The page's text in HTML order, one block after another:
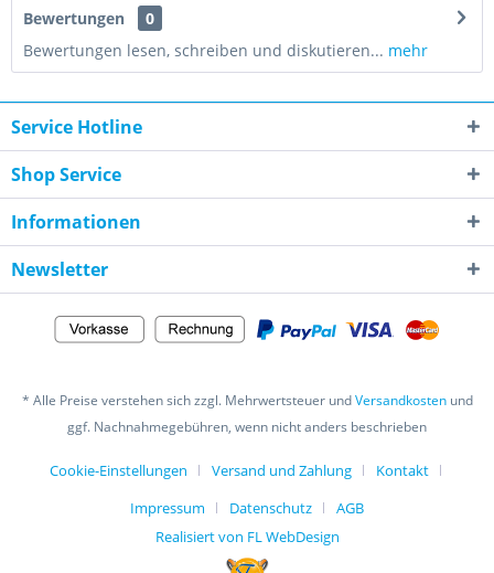
Bewertungen
0
Bewertungen lesen, schreiben und diskutieren... mehr
Service Hotline
Shop Service
Informationen
Newsletter
* Alle Preise verstehen sich zzgl. Mehrwertsteuer undVersandkostenund
ggf. Nachnahmegebühren, wenn nicht anders beschrieben
Cookie-Einstellungen Versand und Zahlung
Kontakt
Impressum
Datenschutz
AGB
Realisiert von FL WebDesign